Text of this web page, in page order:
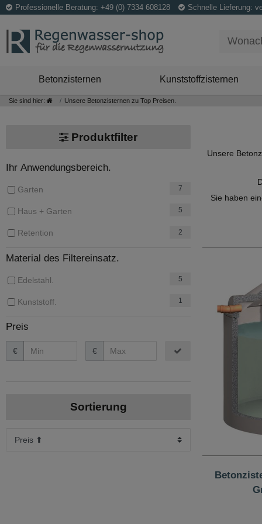
Professionelle Beratung: +49 (0) 7334 608128 Schnelle Lieferung:
Betonzisternen Kunststoffzisternen
Sie sind hier: Unsere Betonzisternen zu Top Preisen.
Produktfilter
Ihr Anwendungsbereich.
Garten 7
Haus + Garten 5
Retention 2
Material des Filtereinsatz.
Edelstahl. 5
Kunststoff. 1
Preis
€ €
Sortierung
Unsere
Sie haben